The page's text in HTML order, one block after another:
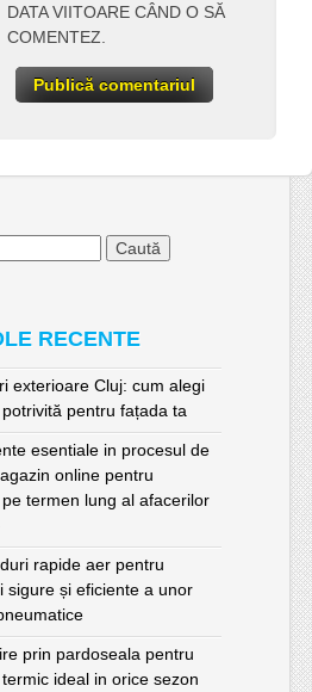
DATA VIITOARE CÂND O SĂ
COMENTEZ.
RECENTE
exterioare Cluj: cum alegi
pentru fațada ta
esentiale in procesul de
online pentru
termen lung al afacerilor
rapide aer pentru
sigure și eficiente a unor
prin pardoseala pentru
ideal in orice sezon